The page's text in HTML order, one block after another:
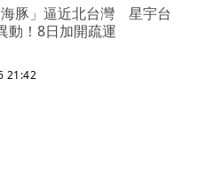
豚」逼近北台灣 星宇台
動！8日加開疏運
21:42